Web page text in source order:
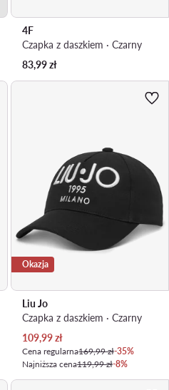
4F
Czapka z daszkiem · Czarny
83,99zł
Okazja
Liu Jo
Czapka z daszkiem · Czarny
Aktualna cena
109,99zł
Cena regularna169,99 zł-35%
Najniższa cena119,99 zł-8%